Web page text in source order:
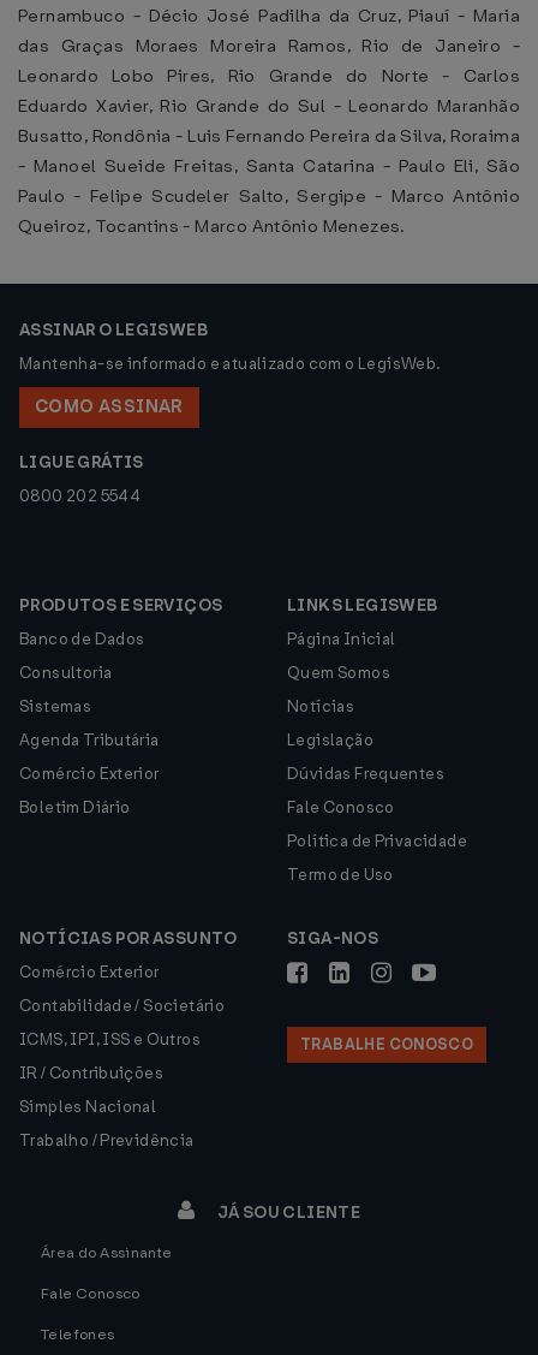
Pernambuco - Décio José Padilha da Cruz, Piauí - Maria
das Graças Moraes Moreira Ramos, Rio de Janeiro -
Leonardo Lobo Pires, Rio Grande do Norte - Carlos
Eduardo Xavier, Rio Grande do Sul - Leonardo Maranhão
Busatto, Rondônia - Luis Fernando Pereira da Silva, Roraima
- Manoel Sueide Freitas, Santa Catarina - Paulo Eli, São
Paulo - Felipe Scudeler Salto, Sergipe - Marco Antônio
Queiroz, Tocantins - Marco Antônio Menezes.
ASSINAR O LEGISWEB
Mantenha-se informado e atualizado com o LegisWeb.
COMO ASSINAR
LIGUE GRÁTIS
0800 202 5544
PRODUTOS E SERVIÇOS
Banco de Dados
Consultoria
Sistemas
Agenda Tributária
Comércio Exterior
Boletim Diário
LINKS LEGISWEB
Página Inicial
Quem Somos
Notícias
Legislação
Dúvidas Frequentes
Fale Conosco
Política de Privacidade
Termo de Uso
NOTÍCIAS POR ASSUNTO
Comércio Exterior
Contabilidade / Societário
ICMS, IPI, ISS e Outros
IR / Contribuições
Simples Nacional
Trabalho / Previdência
SIGA-NOS
TRABALHE CONOSCO
JÁ SOU CLIENTE
Área do Assinante
Fale Conosco
Telefones